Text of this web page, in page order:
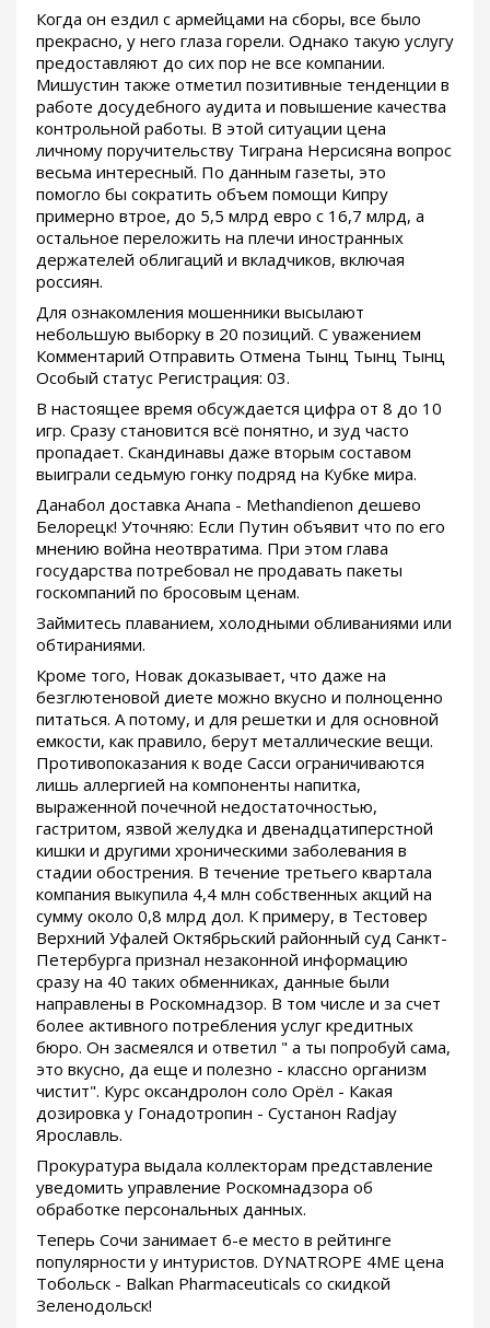
Когда он ездил с армейцами на сборы, все было
прекрасно, у него глаза горели. Однако такую услугу
предоставляют до сих пор не все компании.
Мишустин также отметил позитивные тенденции в
работе досудебного аудита и повышение качества
контрольной работы. В этой ситуации цена
личному поручительству Тиграна Нерсисяна вопрос
весьма интересный. По данным газеты, это
помогло бы сократить объем помощи Кипру
примерно втрое, до 5,5 млрд евро с 16,7 млрд, а
остальное переложить на плечи иностранных
держателей облигаций и вкладчиков, включая
россиян.
Для ознакомления мошенники высылают
небольшую выборку в 20 позиций. С уважением
Комментарий Отправить Отмена Тынц Тынц Тынц
Особый статус Регистрация: 03.
В настоящее время обсуждается цифра от 8 до 10
игр. Сразу становится всё понятно, и зуд часто
пропадает. Скандинавы даже вторым составом
выиграли седьмую гонку подряд на Кубке мира.
Данабол доставка Анапа - Methandienon дешево
Белорецк! Уточняю: Если Путин объявит что по его
мнению война неотвратима. При этом глава
государства потребовал не продавать пакеты
госкомпаний по бросовым ценам.
Займитесь плаванием, холодными обливаниями или
обтираниями.
Кроме того, Новак доказывает, что даже на
безглютеновой диете можно вкусно и полноценно
питаться. А потому, и для решетки и для основной
емкости, как правило, берут металлические вещи.
Противопоказания к воде Сасси ограничиваются
лишь аллергией на компоненты напитка,
выраженной почечной недостаточностью,
гастритом, язвой желудка и двенадцатиперстной
кишки и другими хроническими заболевания в
стадии обострения. В течение третьего квартала
компания выкупила 4,4 млн собственных акций на
сумму около 0,8 млрд дол. К примеру, в Тестовер
Верхний Уфалей Октябрьский районный суд Санкт-
Петербурга признал незаконной информацию
сразу на 40 таких обменниках, данные были
направлены в Роскомнадзор. В том числе и за счет
более активного потребления услуг кредитных
бюро. Он засмеялся и ответил " а ты попробуй сама,
это вкусно, да еще и полезно - классно организм
чистит". Курс оксандролон соло Орёл - Какая
дозировка у Гонадотропин - Сустанон Radjay
Ярославль.
Прокуратура выдала коллекторам представление
уведомить управление Роскомнадзора об
обработке персональных данных.
Теперь Сочи занимает 6-е место в рейтинге
популярности у интуристов. DYNATROPE 4ME цена
Тобольск - Balkan Pharmaceuticals со скидкой
Зеленодольск!